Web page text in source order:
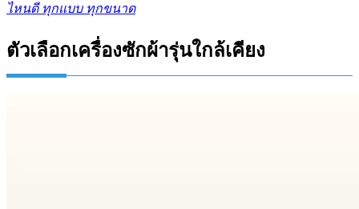
ไหนดี ทุกแบบ ทุกขนาด
ตัวเลือกเครื่องซักผ้ารุ่นใกล้เคียง